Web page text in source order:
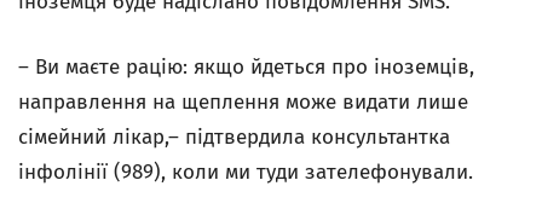
– Ви маєте рацію: якщо йдеться про іноземців,
направлення на щеплення може видати лише
сімейний лікар,– підтвердила консультантка
інфолінії (989), коли ми туди зателефонували.